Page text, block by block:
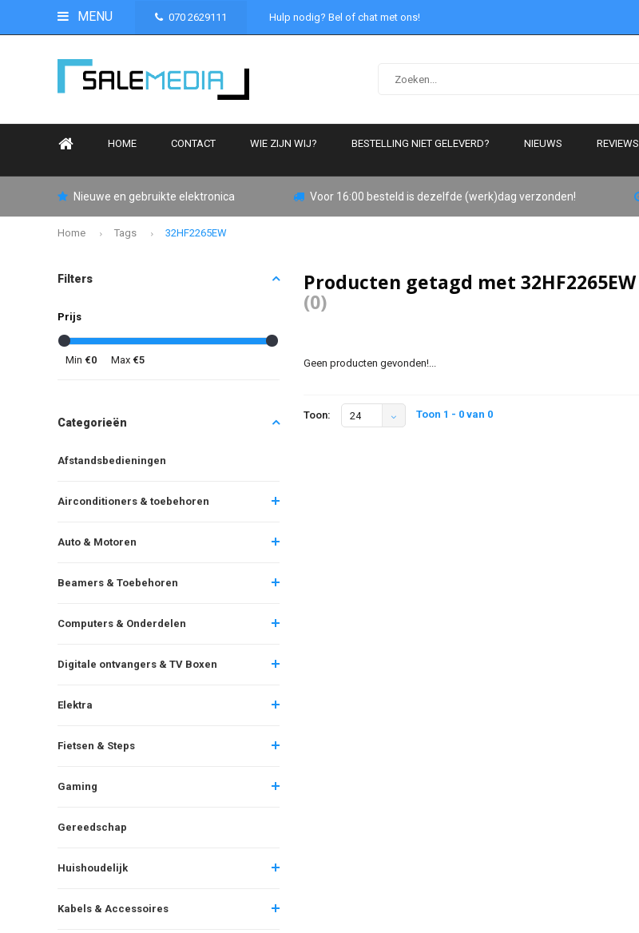
MENU 070 2629111 Hulp nodig? Bel of chat met ons!
HOME CONTACT WIE ZIJN WIJ? BESTELLING NIET GELEVERD? NIEUWS REVIEWS
Nieuwe en gebruikte elektronica Voor 16:00 besteld is dezelfde (werk)dag verzonden!
Home Tags 32HF2265EW
Filters
Prijs
Min €0 Max €5
Categorieën
Afstandsbedieningen
Airconditioners & toebehoren
Auto & Motoren
Beamers & Toebehoren
Computers & Onderdelen
Digitale ontvangers & TV Boxen
Elektra
Fietsen & Steps
Gaming
Gereedschap
Huishoudelijk
Kabels & Accessoires
Producten getagd met 32HF2265EW
(0)
Geen producten gevonden!...
Toon: 24 Toon 1 - 0 van 0